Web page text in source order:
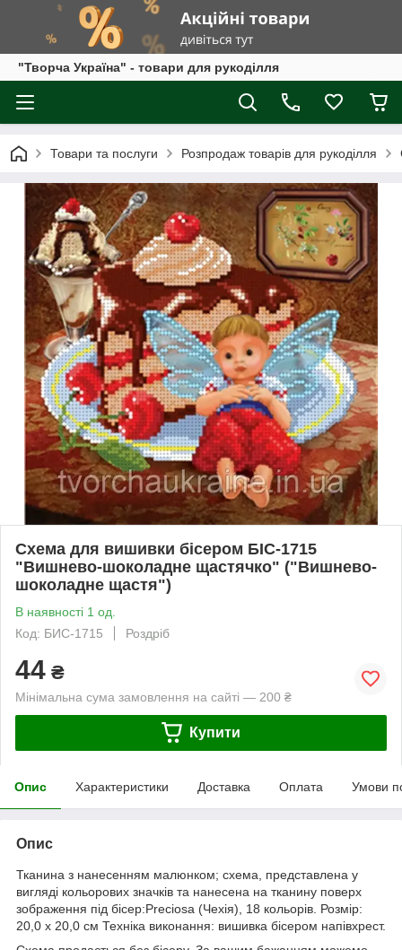
"Творча Україна" - товари для рукоділля
Товари та послуги Розпродаж товарів для рукоділля
Схема для вишивки бісером БІС-1715
"Вишнево-шоколадне щастячко" ("Вишнево-
шоколадне щастя")
В наявності 1 од.
Код: БИС-1715
Роздріб
44 ₴
Мінімальна сума замовлення на сайті — 200 ₴
Купити
Опис Характеристики Доставка Оплата Умови
Опис
Тканина з нанесенням малюнком; схема, представлена у
вигляді кольорових значків та нанесена на тканину поверх
зображення під бісер:Preciosa (Чехія), 18 кольорів. Розмір:
20,0 х 20,0 см Техніка виконання: вишивка бісером напівхрест.